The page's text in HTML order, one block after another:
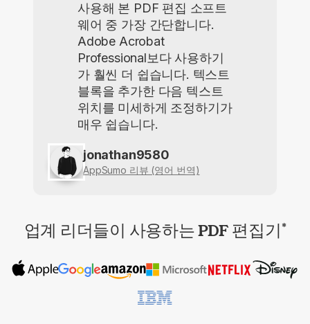
사용해 본 PDF 편집 소프트
웨어 중 가장 간단합니다.
Adobe Acrobat
Professional보다 사용하기
가 훨씬 더 쉽습니다. 텍스트
블록을 추가한 다음 텍스트
위치를 미세하게 조정하기가
매우 쉽습니다.
jonathan9580
AppSumo 리뷰 (영어 번역)
업계 리더들이 사용하는 PDF 편집기 *